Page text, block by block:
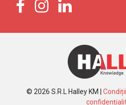
© 2026 S.R.L Halley KM |